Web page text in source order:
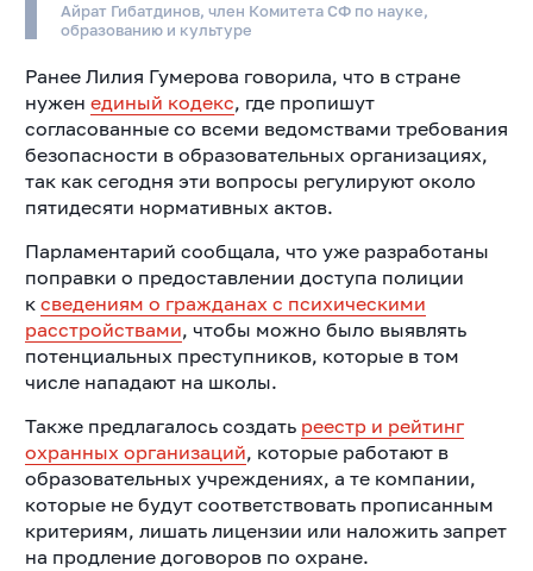
Айрат Гибатдинов, член Комитета СФ по науке,
образованию и культуре
Ранее Лилия Гумерова говорила, что в стране
нужен единый кодекс, где пропишут
согласованные со всеми ведомствами требования
безопасности в образовательных организациях,
так как сегодня эти вопросы регулируют около
пятидесяти нормативных актов.
Парламентарий сообщала, что уже разработаны
поправки о предоставлении доступа полиции
к сведениям о гражданах с психическими
расстройствами, чтобы можно было выявлять
потенциальных преступников, которые в том
числе нападают на школы.
Также предлагалось создать реестр и рейтинг
охранных организаций, которые работают в
образовательных учреждениях, а те компании,
которые не будут соответствовать прописанным
критериям, лишать лицензии или наложить запрет
на продление договоров по охране.